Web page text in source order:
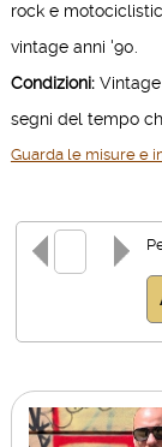
rock e
vintage anni '90.
Condizioni:Vintage
segni del tempo
Guarda le misure e